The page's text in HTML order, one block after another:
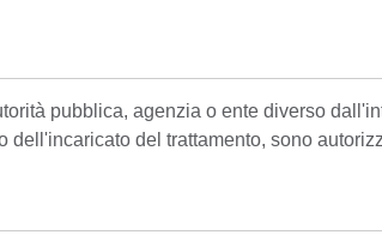
pubblica, agenzia o ente diverso
dell'incaricato del trattamento, sono